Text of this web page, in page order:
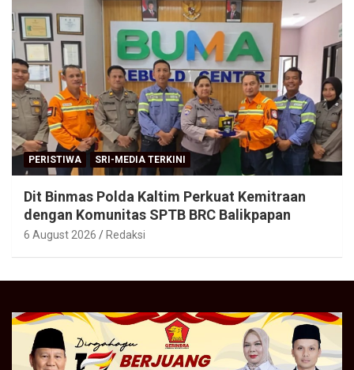
PERISTIWA SRI-MEDIA TERKINI
Dit Binmas Polda Kaltim Perkuat Kemitraan
dengan Komunitas SPTB BRC Balikpapan
6 August 2026 Redaksi